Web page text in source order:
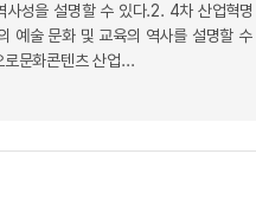
성을 설명할 수 있다.2. 4차 산업혁명
예술 문화 및 교육의 역사를 설명할 수
문화콘텐츠 산업...